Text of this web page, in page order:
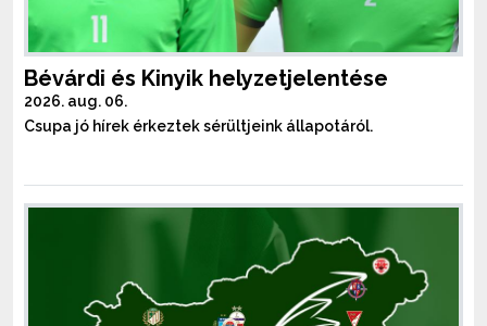
Bévárdi és Kinyik helyzetjelentése
2026. aug. 06.
Csupa jó hírek érkeztek sérültjeink állapotáról.